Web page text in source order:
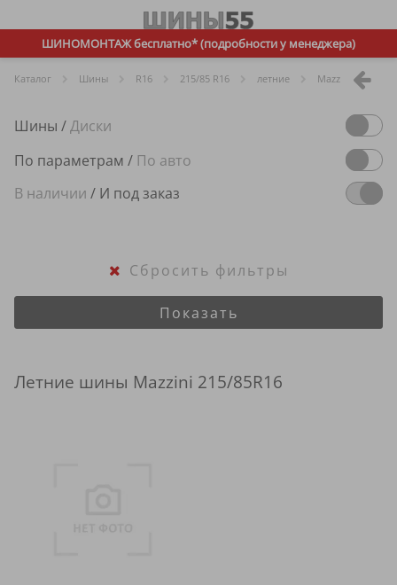
ШИНОМОНТАЖ бесплатно* (подробности у менеджера)
Каталог Шины R16 215/85 R16 летние Mazzini
Шины /Диски
По параметрам / По авто
В наличии / И под заказ
Показать
Сбросить фильтры
Летние шины Mazzini 215/85R16